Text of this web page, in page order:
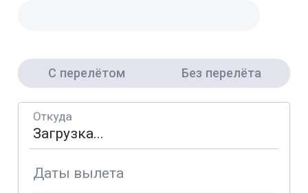
С перелётом Без перелёта
Откуда
Даты вылета